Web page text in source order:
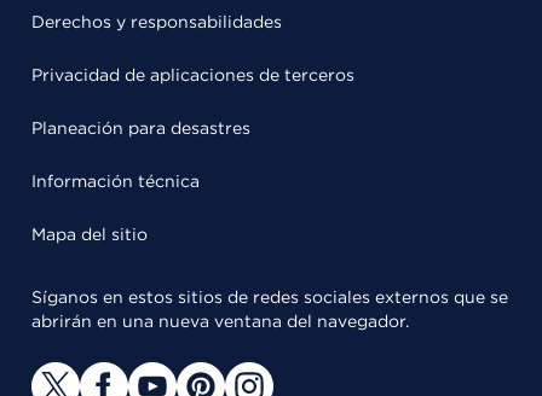
Derechos y responsabilidades
Privacidad de aplicaciones de terceros
Planeación para desastres
Información técnica
Mapa del sitio
Síganos en estos sitios de redes sociales externos que se
abrirán en una nueva ventana del navegador.